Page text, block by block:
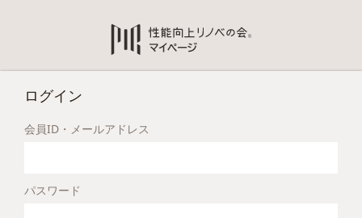
ログイン
会員ID・メールアドレス
パスワード